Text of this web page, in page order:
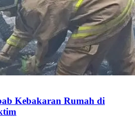
Kebakaran Rumah di